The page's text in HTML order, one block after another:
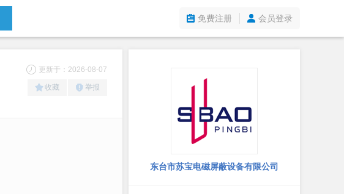
免费注册 会员登录
更新于：2026-08-07
收藏 举报
东台市苏宝电磁屏蔽设备有限公司